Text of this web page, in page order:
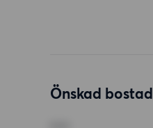
Önskad bostad